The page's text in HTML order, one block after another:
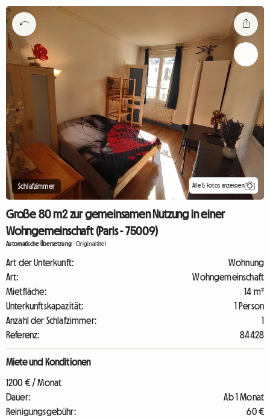
Schlafzimmer Alle 5 Fotos anzeigen
Große 80 m2 zur gemeinsamen Nutzung in einer
Wohngemeinschaft (Paris - 75009)
Automatische Übersetzung -Originaltitel
Art der Unterkunft:
Wohnung
Art:
Wohngemeinschaft
Mietfläche:
14 m²
Unterkunftskapazität:
1 Person
Anzahl der Schlafzimmer:
1
Referenz:
84428
Miete und Konditionen
1200 € / Monat
Dauer:
Ab 1 Monat
Reinigungsgebühr:
60 €